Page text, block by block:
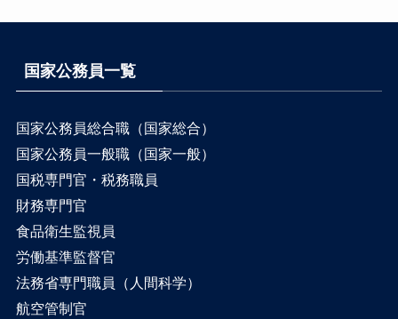
国家公務員一覧
国家公務員総合職（国家総合）
国家公務員一般職（国家一般）
国税専門官・税務職員
財務専門官
食品衛生監視員
労働基準監督官
法務省専門職員（人間科学）
航空管制官